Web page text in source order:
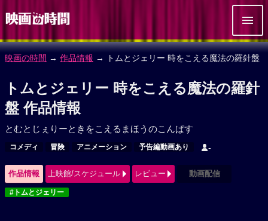
映画の時間 → 作品情報 → トムとジェリー 時をこえる魔法の羅針盤
トムとジェリー 時をこえる魔法の羅針
盤 作品情報
とむとじぇりーときをこえるまほうのこんぱす
コメディ 冒険 アニメーション 予告編動画あり -
作品情報 上映館/スケジュール レビュー 動画配信
#トムとジェリー